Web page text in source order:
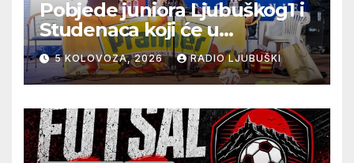
Pobjede juniora Ljubuškog1 i
Studenaca koji će u
međusobnom susretu
odlučiti o prvom mjestu u
skupini “A”, seniori Teskere
upisali treću pobjedu,
Radišići “otpali”, a Humac se
pobjedom protiv Crvenog
5 KOLOVOZA, 2026 RADIO LJUBUŠKI